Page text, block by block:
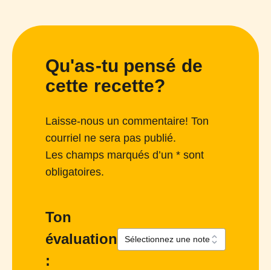
Qu'as-tu pensé de
cette recette?
Laisse-nous un commentaire! Ton
courriel ne sera pas publié.
Les champs marqués d’un * sont
obligatoires.
Ton
évaluation
: